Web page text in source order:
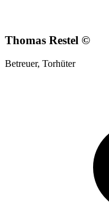
Thomas Restel ©
Betreuer, Torhüter